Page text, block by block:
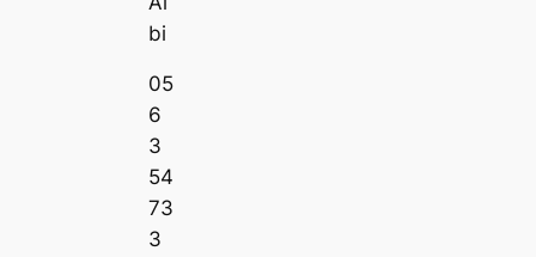
bi
05
6
3
54
73
3